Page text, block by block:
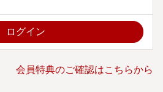
会員特典のご確認はこちらから